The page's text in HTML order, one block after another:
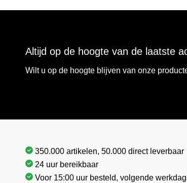
Altijd op de hoogte van de laatste
Wilt u op de hoogte blijven van onze
350.000 artikelen, 50.000 direct leverbaar
24 uur bereikbaar
Voor 15:00 uur besteld, volgende